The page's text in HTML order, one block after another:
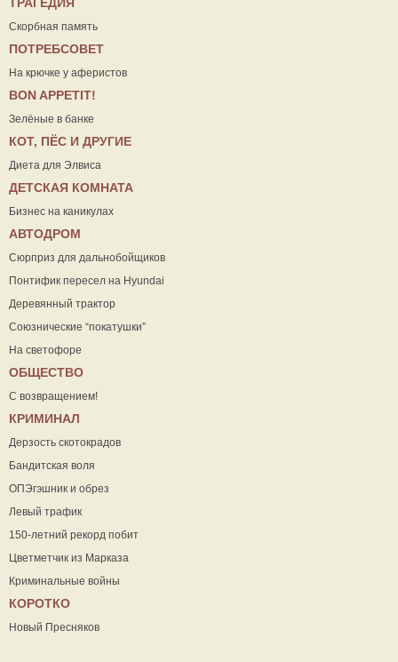
Скорбная память
ПОТРЕБСОВЕТ
На крючке у аферистов
ВON APPETIT!
Зелёные в банке
КОТ, ПЁС И ДРУГИЕ
Диета для Элвиса
ДЕТСКАЯ КОМНАТА
Бизнес на каникулах
АВТОДРОМ
Сюрприз для дальнобойщиков
Понтифик пересел на Hyundai
Деревянный трактор
Союзнические “покатушки”
На светофоре
ОБЩЕСТВО
С возвращением!
КРИМИНАЛ
Дерзость скотокрадов
Бандитская воля
ОПЭгэшник и обрез
Левый трафик
150-летний рекорд побит
Цветметчик из Марказа
Криминальные войны
КОРОТКО
Новый Пресняков